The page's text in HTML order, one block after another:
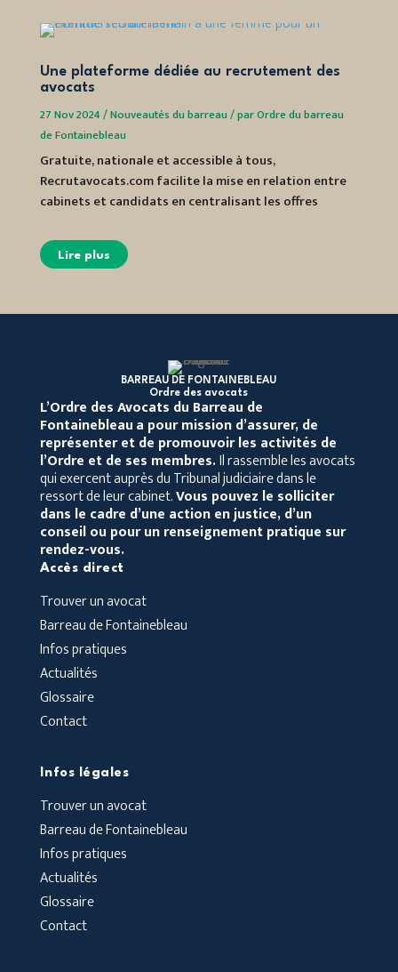
27 Nov 2024/Nouveautés du barreau/parOrdre du barreau
de Fontainebleau
Une plateforme dédiée au recrutement des
avocats
Gratuite, nationale et accessible à tous,
Recrutavocats.com facilite la mise en relation entre
cabinets et candidats en centralisant les offres
Lire plus
BARREAU DE FONTAINEBLEAU
Ordre des avocats
L’Ordre des Avocats du Barreau de
Fontainebleaua pour mission d’assurer, de
représenter et de promouvoir les activités de
l’Ordre et de ses membres.Il rassemble les avocats
qui exercent auprès du Tribunal judiciaire dans le
ressort de leur cabinet.Vous pouvez le solliciter
dans le cadre d’une action en justice, d’un
conseil ou pour un renseignement pratique sur
rendez-vous.
Accès direct
Trouver un avocat
Barreau de Fontainebleau
Infos pratiques
Actualités
Glossaire
Contact
Infos légales
Trouver un avocat
Barreau de Fontainebleau
Infos pratiques
Actualités
Glossaire
Contact